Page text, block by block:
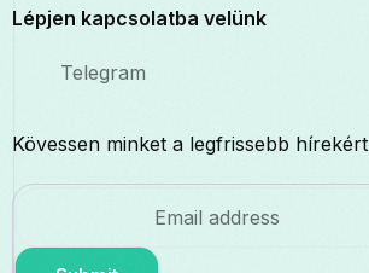
Lépjen kapcsolatba velünk
Telegram
Kövessen minket a legfrissebb hírekért